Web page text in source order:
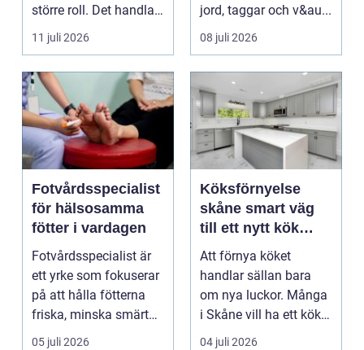
större roll. Det handlar
inte bara om att skapa
en...
11 juli 2026
jord, taggar och v&au...
08 juli 2026
Fotvårdsspecialist
för hälsosamma
fötter i vardagen
Fotvårdsspecialist är
ett yrke som fokuserar
på att hålla fötterna
friska, minska smärta
och förebyg...
05 juli 2026
Köksförnyelse
skåne smart väg
till ett nytt kök
utan helrenovering
Att förnya köket
handlar sällan bara
om nya luckor. Många
i Skåne vill ha ett kök
som fungerar bättr...
04 juli 2026